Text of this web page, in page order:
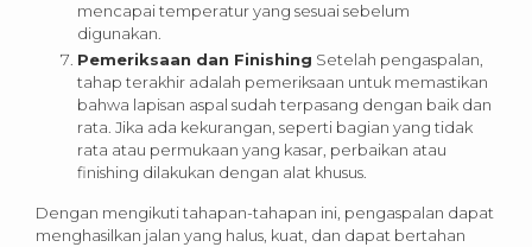
mencapai temperatur yang sesuai sebelum
digunakan.
Pemeriksaan dan Finishing Setelah pengaspalan,
tahap terakhir adalah pemeriksaan untuk memastikan
bahwa lapisan aspal sudah terpasang dengan baik dan
rata. Jika ada kekurangan, seperti bagian yang tidak
rata atau permukaan yang kasar, perbaikan atau
finishing dilakukan dengan alat khusus.
Dengan mengikuti tahapan-tahapan ini, pengaspalan dapat
menghasilkan jalan yang halus, kuat, dan dapat bertahan